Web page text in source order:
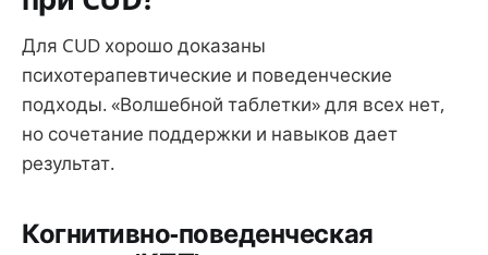
Для CUD хорошо доказаны
психотерапевтические и поведенческие
подходы. «Волшебной таблетки» для всех нет,
но сочетание поддержки и навыков дает
результат.
Когнитивно-поведенческая